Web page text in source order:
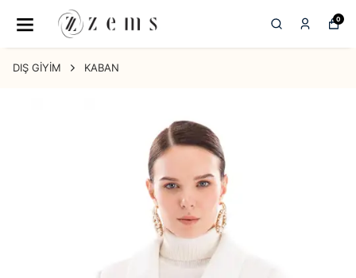
0
DIŞ GİYİM KABAN